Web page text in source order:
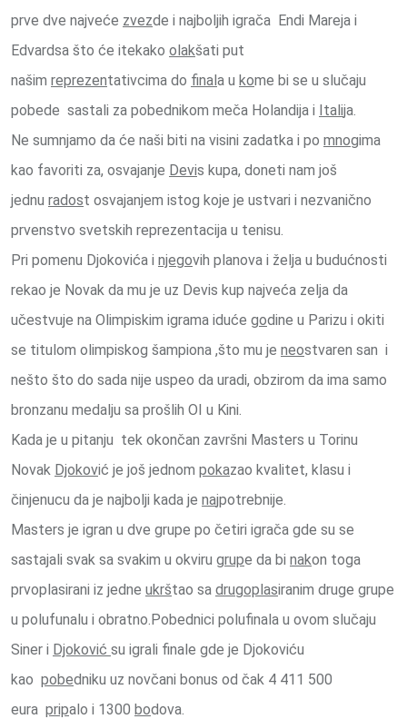
prve dve najveće zvezde i najboljih igrača Endi Mareja i
Edvardsa što će itekako olakšati put
našim reprezentativcima do finala u kome bi se u slučaju
pobede sastali za pobednikom meča Holandija i Italija.
Ne sumnjamo da će naši biti na visini zadatka i po mnogima
kao favoriti za, osvajanje Devis kupa, doneti nam još
jednu radost osvajanjem istog koje je ustvari i nezvanično
prvenstvo svetskih reprezentacija u tenisu.
Pri pomenu Djokovića i njegovih planova i želja u budućnosti
rekao je Novak da mu je uz Devis kup najveća zelja da
učestvuje na Olimpiskim igrama iduće godine u Parizu i okiti
se titulom olimpiskog šampiona ,što mu je neostvaren san i
nešto što do sada nije uspeo da uradi, obzirom da ima samo
bronzanu medalju sa prošlih OI u Kini.
Kada je u pitanju tek okončan završni Masters u Torinu
Novak Djoković je još jednom pokazao kvalitet, klasu i
činjenucu da je najbolji kada je najpotrebnije.
Masters je igran u dve grupe po četiri igrača gde su se
sastajali svak sa svakim u okviru grupe da bi nakon toga
prvoplasirani iz jedne ukrštao sa drugoplasiranim druge grupe
u polufunalu i obratno.Pobednici polufinala u ovom slučaju
Siner i Djoković su igrali finale gde je Djokoviću
kao pobedniku uz novčani bonus od čak 4 411 500
eura pripalo i 1300 bodova.